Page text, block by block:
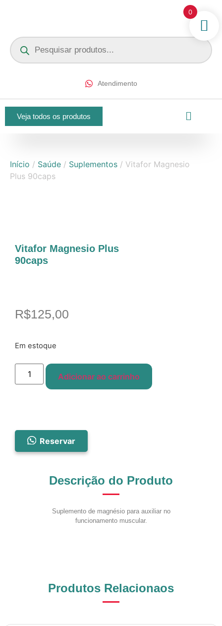
Atendimento
Veja todos os produtos
Início / Saúde / Suplementos / Vitafor Magnesio
Plus 90caps
Vitafor Magnesio Plus
90caps
R$125,00
Em estoque
Adicionar ao carrinho
Reservar
Descrição do Produto
Suplemento de magnésio para auxiliar no
funcionamento muscular.
Produtos Relacionaos
0